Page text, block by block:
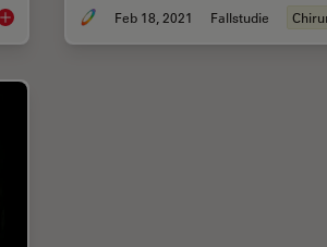
Augmented Reality is Transforming Vascular
Feb 18, 2021 Fallstudie